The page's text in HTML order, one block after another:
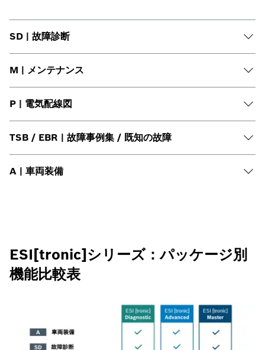
SD | 故障診断
M | メンテナンス
P | 電気配線図
TSB / EBR | 故障事例集 / 既知の故障
A | 車両装備
ESI[tronic]シリーズ：パッケージ別
機能比較表